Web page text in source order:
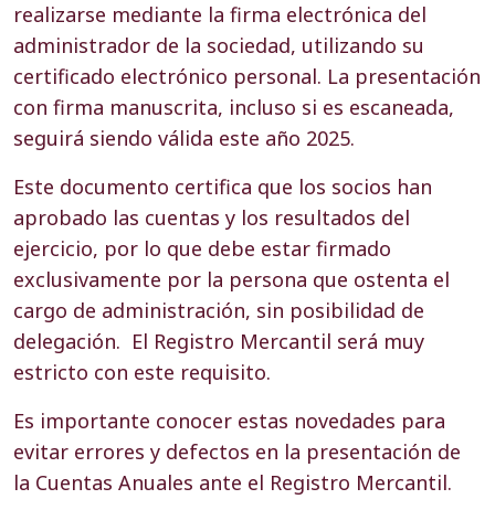
realizarse mediante la firma electrónica del
administrador de la sociedad, utilizando su
certificado electrónico personal. La presentación
con firma manuscrita, incluso si es escaneada,
seguirá siendo válida este año 2025.
Este documento certifica que los socios han
aprobado las cuentas y los resultados del
ejercicio, por lo que debe estar firmado
exclusivamente por la persona que ostenta el
cargo de administración, sin posibilidad de
delegación. El Registro Mercantil será muy
estricto con este requisito.
Es importante conocer estas novedades para
evitar errores y defectos en la presentación de
la Cuentas Anuales ante el Registro Mercantil.